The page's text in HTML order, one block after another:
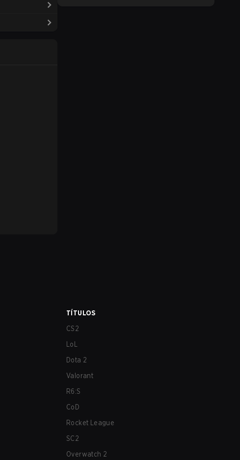
TÍTULOS
CS2
LoL
Dota 2
Valorant
R6:S
CoD
Rocket League
SC2
Overwatch 2